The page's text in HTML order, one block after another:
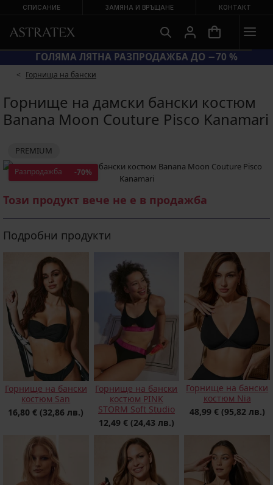
СПИСАНИЕ ЗАМЯНА И ВРЪЩАНЕ КОНТАКТ
ГОЛЯМА ЛЯТНА РАЗПРОДАЖБА ДО −70 %
Горнища на бански
Горнище на дамски бански костюм
Banana Moon Couture Pisco Kanamari
PREMIUM
Разпродажба -70%
Този продукт вече не е в продажба
Подробни продукти
Горнище на бански
костюм San
16,80 € (32,86 лв.)
Горнище на бански
костюм PINK
STORM Soft Studio
12,49 € (24,43 лв.)
Горнище на бански
костюм Nia
48,99 € (95,82 лв.)